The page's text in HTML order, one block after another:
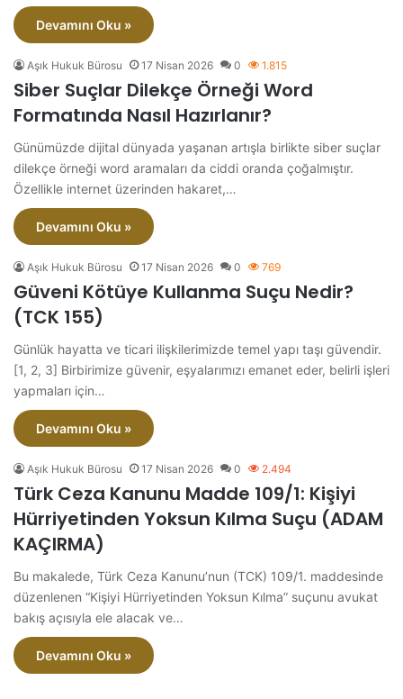
Devamını Oku »
Aşık Hukuk Bürosu 17 Nisan 2026 0 1.815
Siber Suçlar Dilekçe Örneği Word
Formatında Nasıl Hazırlanır?
Günümüzde dijital dünyada yaşanan artışla birlikte siber suçlar
dilekçe örneği word aramaları da ciddi oranda çoğalmıştır.
Özellikle internet üzerinden hakaret,…
Devamını Oku »
Aşık Hukuk Bürosu 17 Nisan 2026 0 769
Güveni Kötüye Kullanma Suçu Nedir?
(TCK 155)
Günlük hayatta ve ticari ilişkilerimizde temel yapı taşı güvendir.
[1, 2, 3] Birbirimize güvenir, eşyalarımızı emanet eder, belirli işleri
yapmaları için…
Devamını Oku »
Aşık Hukuk Bürosu 17 Nisan 2026 0 2.494
Türk Ceza Kanunu Madde 109/1: Kişiyi
Hürriyetinden Yoksun Kılma Suçu (ADAM
KAÇIRMA)
Bu makalede, Türk Ceza Kanunu’nun (TCK) 109/1. maddesinde
düzenlenen “Kişiyi Hürriyetinden Yoksun Kılma” suçunu avukat
bakış açısıyla ele alacak ve…
Devamını Oku »